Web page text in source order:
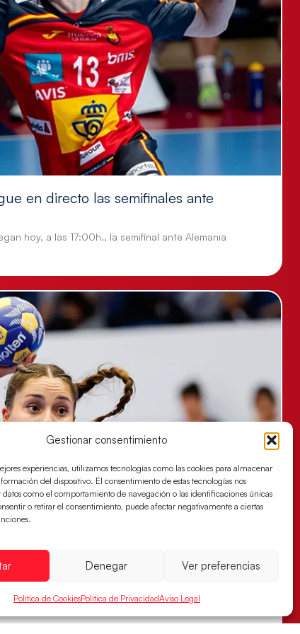
Gestionar consentimiento
experiencias, utilizamos tecnologías como las cookies para almacenar
del dispositivo. El consentimiento de estas tecnologías nos
datos como el comportamiento de navegación o las identificaciones únicas
o retirar el consentimiento, puede afectar negativamente a ciertas
Denegar Ver preferencias
Política de CookiesPolítica de PrivacidadAviso Legal
en directo las semifinales ante
hoy, a las 17:00h., la semifinal ante Alemania
su billete para las semifinales
remontado con parcial de 7:1 que les ha dado el pase